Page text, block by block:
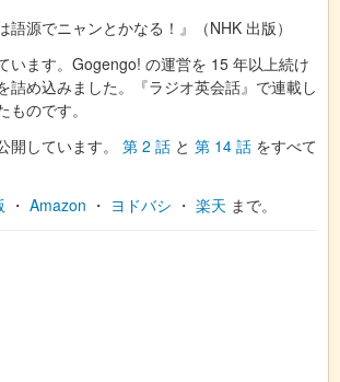
源でニャンとかなる！』（NHK 出版）
います。Gogengo! の運営を 15 年以上続け
詰め込みました。『ラジオ英会話』で連載し
のです。
開しています。 第 2 話 と 第 14 話 をすべて
・ Amazon ・ ヨドバシ ・ 楽天 まで。